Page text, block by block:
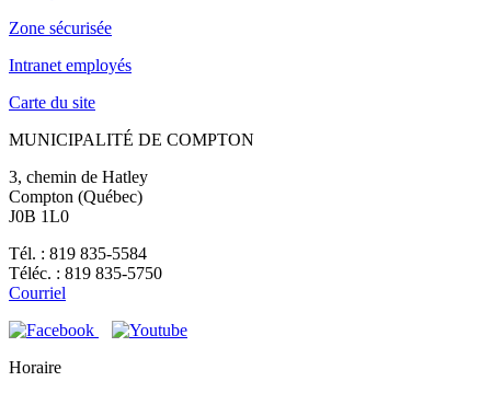
Zone sécurisée
Intranet employés
Carte du site
MUNICIPALITÉ DE COMPTON
3, chemin de Hatley
Compton (Québec)
J0B 1L0
Tél. : 819 835-5584
Téléc. : 819 835-5750
Courriel
Horaire